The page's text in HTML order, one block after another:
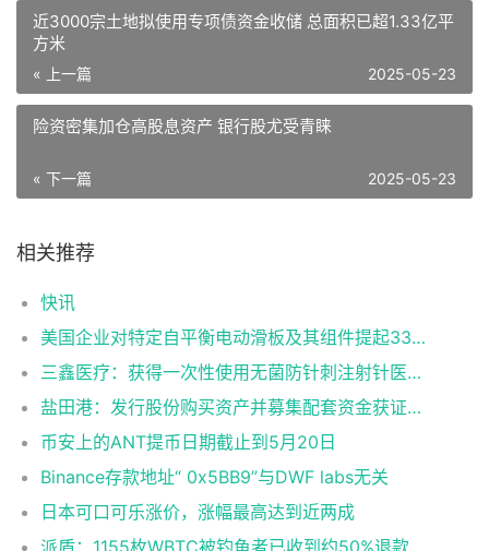
近3000宗土地拟使用专项债资金收储 总面积已超1.33亿平
方米
« 上一篇 2025-05-23
险资密集加仓高股息资产 银行股尤受青睐
« 下一篇 2025-05-23
相关推荐
快讯
美国企业对特定自平衡电动滑板及其组件提起337调查申请
三鑫医疗：获得一次性使用无菌防针刺注射针医疗器械注册证
盐田港：发行股份购买资产并募集配套资金获证监会同意注册批复
币安上的ANT提币日期截止到5月20日
Binance存款地址“ 0x5BB9”与DWF labs无关
日本可口可乐涨价，涨幅最高达到近两成
派盾：1155枚WBTC被钓鱼者已收到约50%退款